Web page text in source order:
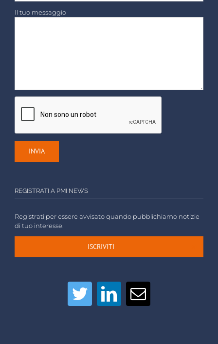
Il tuo messaggio
REGISTRATI A PMI NEWS
Registrati per essere avvisato quando pubblichiamo notizie
di tuo interesse.
ISCRIVITI